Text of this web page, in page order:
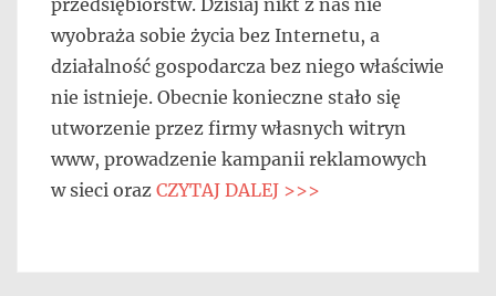
przedsiębiorstw. Dzisiaj nikt z nas nie
wyobraża sobie życia bez Internetu, a
działalność gospodarcza bez niego właściwie
nie istnieje. Obecnie konieczne stało się
utworzenie przez firmy własnych witryn
www, prowadzenie kampanii reklamowych
w sieci oraz CZYTAJ DALEJ >>>